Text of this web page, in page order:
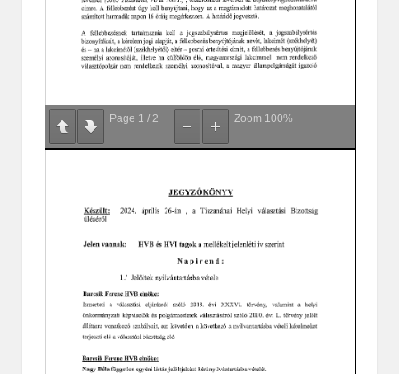
Page 1 / 2 Zoom 100%